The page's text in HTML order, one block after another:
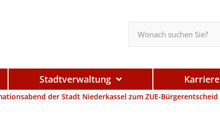
Stadtverwaltung Karriere
der Stadt Niederkassel zum ZUE-Bürgerentscheid